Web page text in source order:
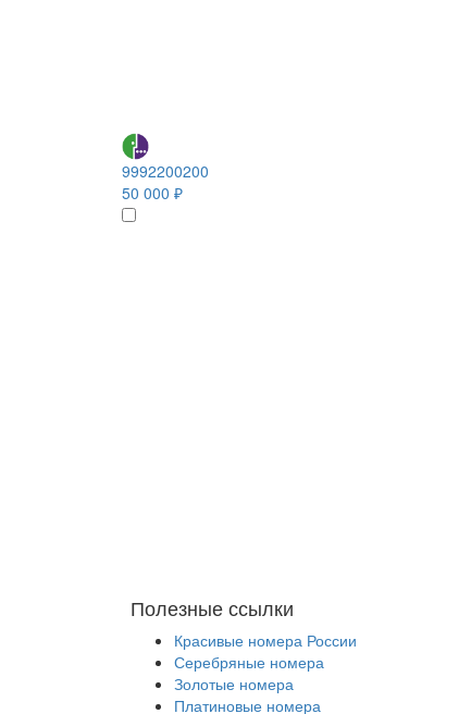
9992200200
50 000 ₽
Полезные ссылки
Красивые номера России
Серебряные номера
Золотые номера
Платиновые номера